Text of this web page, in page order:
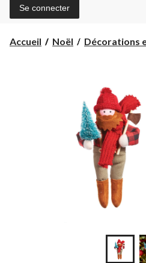
Se connecter
Accueil Noël Décorations